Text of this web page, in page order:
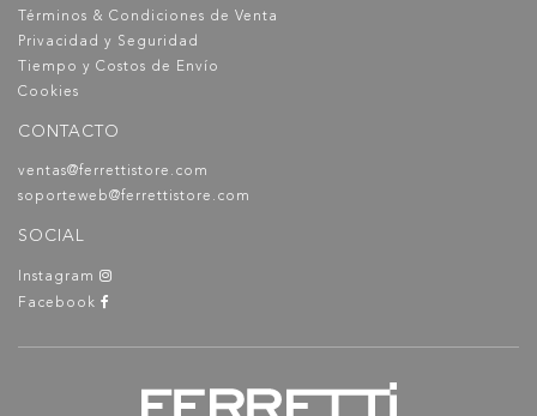
Términos & Condiciones de Venta
Privacidad y Seguridad
Tiempo y Costos de Envío
Cookies
CONTACTO
ventas@ferrettistore.com
soporteweb@ferrettistore.com
SOCIAL
Instagram
Facebook